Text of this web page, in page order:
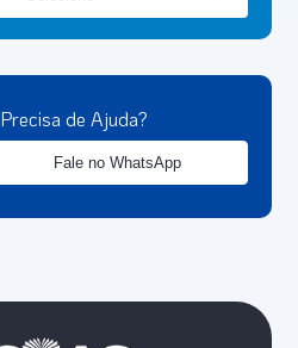
Precisa de Ajuda?
Fale no WhatsApp